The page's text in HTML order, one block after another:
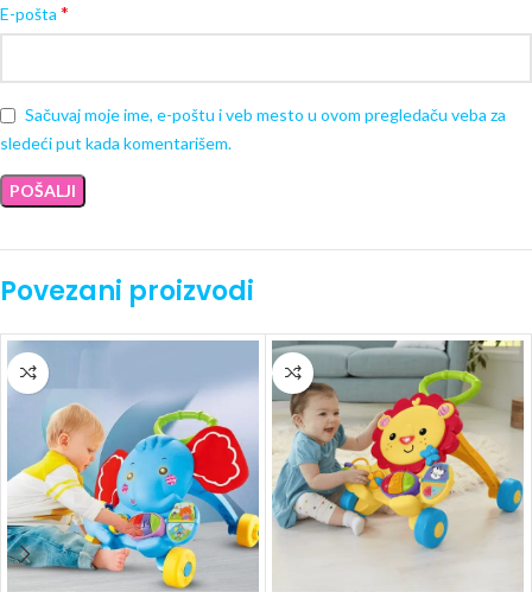
E-pošta *
Sačuvaj moje ime, e-poštu i veb mesto u ovom pregledaču veba za
sledeći put kada komentarišem.
Povezani proizvodi